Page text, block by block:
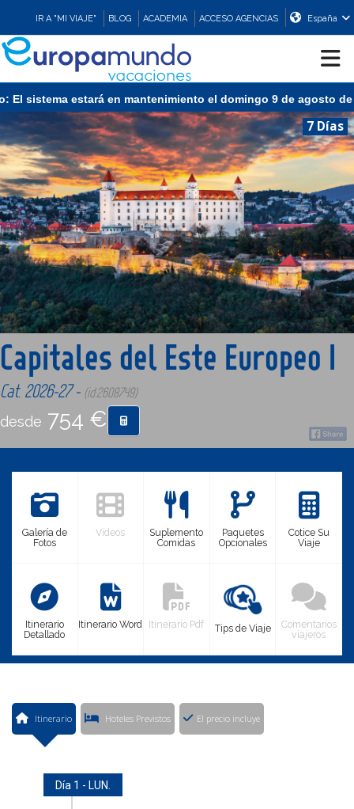
IR A "MI VIAJE" BLOG ACADEMIA ACCESO AGENCIAS España
CRUCEROS
EUROPA
ASIA
ORIENTE
PROMOCIONES
COMPRAR
estará en mantenimiento el domingo 9 de agosto de 13:00
7 Días
Capitales del Este Europeo I
Cat. 2026-27 - (id:2608749)
desde 754 €
Galería de
Fotos
Videos
Suplemento
Comidas
Paquetes
Opcionales
Cotice Su
Viaje
Itinerario
Detallado
Itinerario Word Itinerario Pdf Tips de Viaje
Comentarios
viajeros
Itinerario Hoteles Previstos El precio incluye
Día 1 - LUN.